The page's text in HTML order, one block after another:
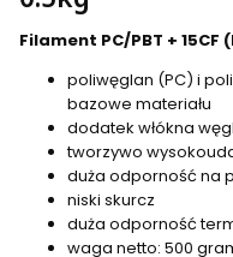
Filament PC/PBT + 15CF
poliwęglan (PC) i
bazowe materiału
dodatek włókna
tworzywo
duża odporność na
niski skurcz
duża odporność
waga netto: 500